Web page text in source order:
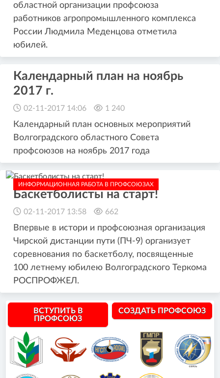
областной организации профсоюза
работников агропромышленного комплекса
России Людмила Меденцова отметила
юбилей.
Календарный план на ноябрь
2017 г.
02-11-2017 14:06 1 240
Календарный план основных мероприятий
Волгоградского областного Совета
профсоюзов на ноябрь 2017 года
ИНФОРМАЦИОННАЯ РАБОТА В ПРОФСОЮЗАХ
Баскетболисты на старт!
02-11-2017 13:58 662
Впервые в истори и профсоюзная организация
Чирской дистанции пути (ПЧ-9) организует
соревнования по баскетболу, посвященные
100 летнему юбилею Волгоградского Теркома
РОСПРОФЖЕЛ.
ВСТУПИТЬ В
ПРОФСОЮЗ
СОЗДАТЬ ПРОФСОЮЗ